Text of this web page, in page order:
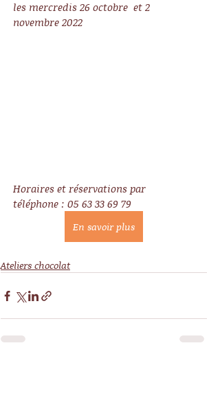
les mercredis 26 octobre  et 2
novembre 2022
Horaires et réservations par
téléphone : 05 63 33 69 79
En savoir plus
Ateliers chocolat